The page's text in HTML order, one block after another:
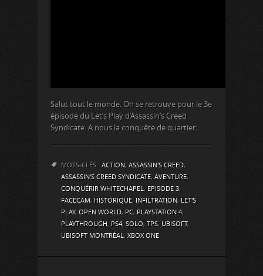
Salut tout le monde. On se retrouve pour le 3e
épisode du Let’s Play d’Assassin’s Creed
Syndicate. A nous la conquête de quartier.
MOTS-CLÉS : ACTION, ASSASSIN'S CREED,
ASSASSIN'S CREED SYNDICATE, AVENTURE,
CONQUÉRIR WHITECHAPEL, EPISODE 3,
FACECAM, HISTORIQUE, INFILTRATION, LET'S
PLAY, OPEN WORLD, PC, PLAYSTATION 4,
PLAYTHROUGH, PS4, SOLO, TPS, UBISOFT,
UBISOFT MONTRÉAL, XBOX ONE